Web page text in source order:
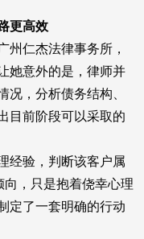
更高效
仁杰法律事务所，
她意外的是，律师并
况，分析债务结构、
目前阶段可以采取的
验，判断该客户属
向，只是抱着侥幸心理
定了一套明确的行动